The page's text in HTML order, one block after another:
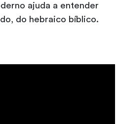
ajuda a entender
do hebraico bíblico.